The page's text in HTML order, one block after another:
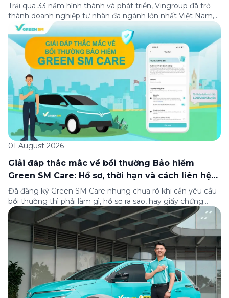
Trải qua 33 năm hình thành và phát triển, Vingroup đã trở
thành doanh nghiệp tư nhân đa ngành lớn nhất Việt Nam,
lọt Top 30 doanh nghiệp lớn nhất Đông Nam Á theo bảng
xếp hạng của Tạp chí Fortune (Mỹ). Nhân kỷ niệm 33 năm
thành lập (8/8/1993 đến 8/8/2026), Green SM trân […]
01 August 2026
Giải đáp thắc mắc về bồi thường Bảo hiểm
Green SM Care: Hồ sơ, thời hạn và cách liên hệ
hỗ trợ
Đã đăng ký Green SM Care nhưng chưa rõ khi cần yêu cầu
bồi thường thì phải làm gì, hồ sơ ra sao, hay giấy chứng
nhận bảo hiểm tìm ở đâu? Bài viết này tổng hợp đầy đủ các
câu hỏi thường gặp nhất về quy trình bồi thường và hỗ trợ
của Green […]